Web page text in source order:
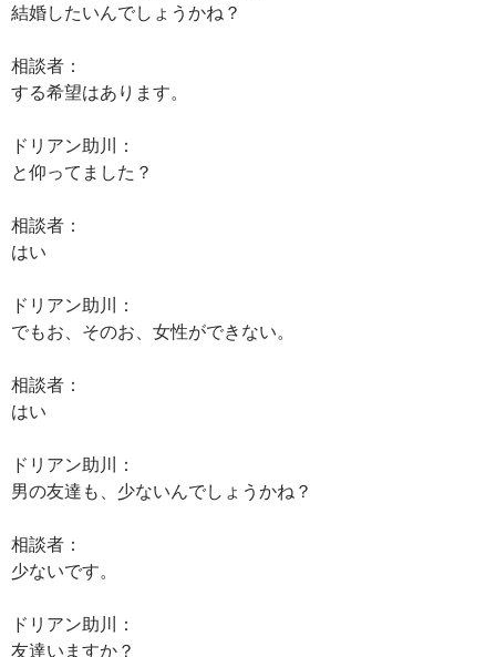
結婚したいんでしょうかね？
相談者：
する希望はあります。
ドリアン助川：
と仰ってました？
相談者：
はい
ドリアン助川：
でもお、そのお、女性ができない。
相談者：
はい
ドリアン助川：
男の友達も、少ないんでしょうかね？
相談者：
少ないです。
ドリアン助川：
友達いますか？